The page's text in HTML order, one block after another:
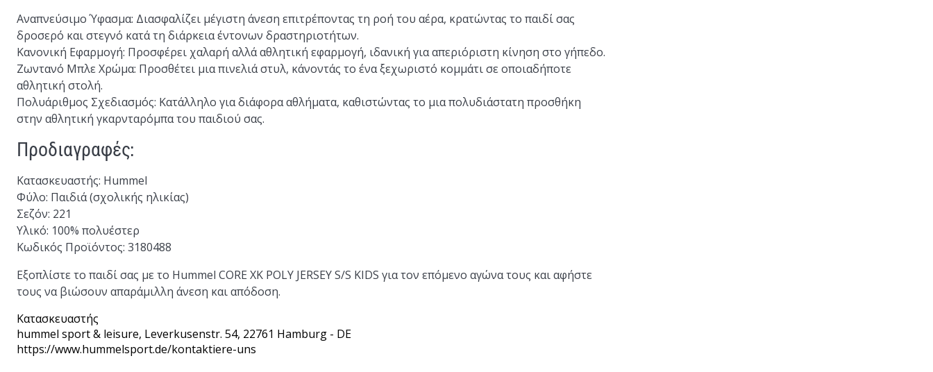
Αναπνεύσιμο Ύφασμα: Διασφαλίζει μέγιστη άνεση επιτρέποντας τη ροή του αέρα, κρατώντας το παιδί σας
δροσερό και στεγνό κατά τη διάρκεια έντονων δραστηριοτήτων.
Κανονική Εφαρμογή: Προσφέρει χαλαρή αλλά αθλητική εφαρμογή, ιδανική για απεριόριστη κίνηση στο γήπεδο.
Ζωντανό Μπλε Χρώμα: Προσθέτει μια πινελιά στυλ, κάνοντάς το ένα ξεχωριστό κομμάτι σε οποιαδήποτε
αθλητική στολή.
Πολυάριθμος Σχεδιασμός: Κατάλληλο για διάφορα αθλήματα, καθιστώντας το μια πολυδιάστατη προσθήκη
στην αθλητική γκαρνταρόμπα του παιδιού σας.
Προδιαγραφές:
Κατασκευαστής: Hummel
Φύλο: Παιδιά (σχολικής ηλικίας)
Σεζόν: 221
Υλικό: 100% πολυέστερ
Κωδικός Προϊόντος: 3180488
Εξοπλίστε το παιδί σας με το Hummel CORE XK POLY JERSEY S/S KIDS για τον επόμενο αγώνα τους και αφήστε
τους να βιώσουν απαράμιλλη άνεση και απόδοση.
Κατασκευαστής
hummel sport & leisure, Leverkusenstr. 54, 22761 Hamburg - DE
https://www.hummelsport.de/kontaktiere-uns